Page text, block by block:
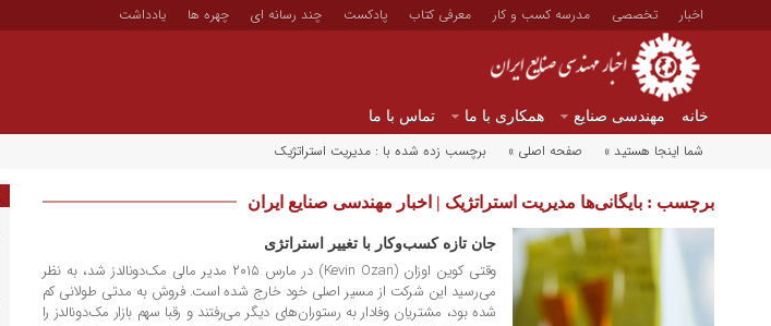
اخبار تخصصی مدرسه کسب و کار معرفی کتاب پادکست چند رسانه ای چهره ها یادداشت
خانه مهندسی صنایع همکاری با ما تماس با ما
شما اینجا هستید » صفحه اصلی » برچسب زده شده با : مدیریت استراتژیک
برچسب : بایگانی‌ها مدیریت استراتژیک | اخبار مهندسی صنایع ایران
جان تازه کسب‌وکار با تغییر استراتژی
وقتی کوین اوزان (Kevin Ozan) در مارس ۲۰۱۵ مدیر مالی مک‌دونالدز شد، به نظر
می‌رسید این شرکت از مسیر اصلی خود خارج شده است. فروش به مدتی طولانی کم
شده بود، مشتریان وفادار به رستوران‌های دیگر می‌رفتند و رقبا سهم بازار مک‌دونالدز را